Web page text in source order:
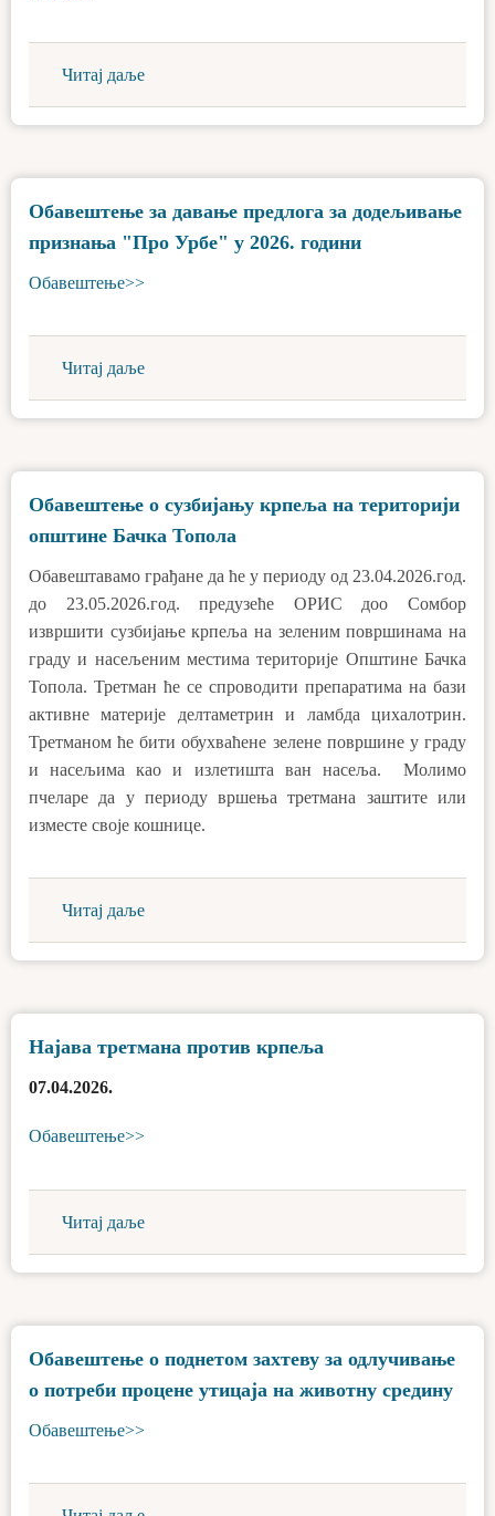
Читај даље
Обавештење за давање предлога за додељивање
признања "Про Урбе" у 2026. години
Обавештење>>
Читај даље
Обавештење о сузбијању крпеља на територији
општине Бачка Топола
Обавештавамо грађане да ће у периоду од 23.04.2026.год.
до 23.05.2026.год. предузеће ОРИС доо Сомбор
извршити сузбијање крпеља на зеленим површинама на
граду и насељеним местима територије Општине Бачка
Топола. Третман ће се спроводити препаратима на бази
активне материје делтаметрин и ламбда цихалотрин.
Третманом ће бити обухваћене зелене површине у граду
и насељима као и излетишта ван насеља. Молимо
пчеларе да у периоду вршења третмана заштите или
изместе своје кошнице.
Читај даље
Најава третмана против крпеља
07.04.2026.
Обавештење>>
Читај даље
Обавештење о поднетом захтеву за одлучивање
о потреби процене утицаја на животну средину
Обавештење>>